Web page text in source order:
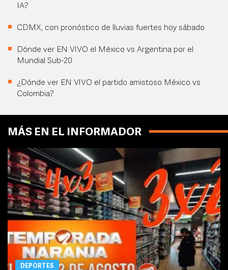
IA?
CDMX, con pronóstico de lluvias fuertes hoy sábado
Dónde ver EN VIVO el México vs Argentina por el
Mundial Sub-20
¿Dónde ver EN VIVO el partido amistoso México vs
Colombia?
MÁS EN EL INFORMADOR
DEPORTES